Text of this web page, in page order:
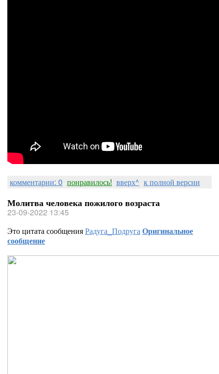
комментарии: 0 понравилось! вверх^ к полной версии
Молитва человека пожилого возраста
23-09-2022 13:45
Это цитата сообщенияРадуга_ПодругаОригинальное
сообщение